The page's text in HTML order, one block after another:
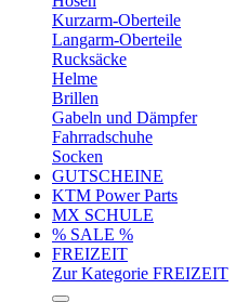
Kurzarm-Oberteile
Langarm-Oberteile
Rucksäcke
Helme
Brillen
Gabeln und Dämpfer
Fahrradschuhe
Socken
GUTSCHEINE
KTM Power Parts
MX SCHULE
% SALE %
FREIZEIT
Zur Kategorie FREIZEIT